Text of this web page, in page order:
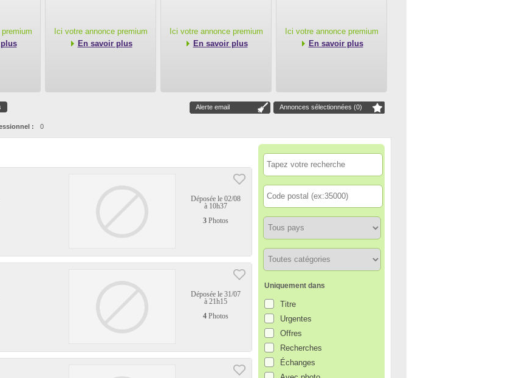
Ici votre annonce premium
En savoir plus
Ici votre annonce premium
En savoir plus
Ici votre annonce premium
En savoir plus
Alerte email Annonces sélectionnées (0)
: 0
Déposée le 02/08
à 10h37
3 Photos
Déposée le 31/07
à 21h15
4 Photos
Uniquement dans
Titre
Urgentes
Offres
Recherches
Échanges